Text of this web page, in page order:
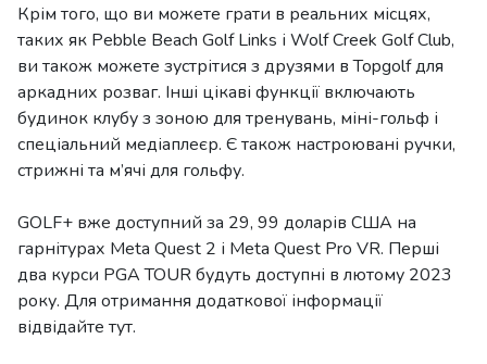
Крім того, що ви можете грати в реальних місцях,
таких як Pebble Beach Golf Links і Wolf Creek Golf Club,
ви також можете зустрітися з друзями в Topgolf для
аркадних розваг. Інші цікаві функції включають
будинок клубу з зоною для тренувань, міні-гольф і
спеціальний медіаплеєр. Є також настроювані ручки,
стрижні та м’ячі для гольфу.
GOLF+ вже доступний за 29, 99 доларів США на
гарнітурах Meta Quest 2 і Meta Quest Pro VR. Перші
два курси PGA TOUR будуть доступні в лютому 2023
року. Для отримання додаткової інформації
відвідайте тут.